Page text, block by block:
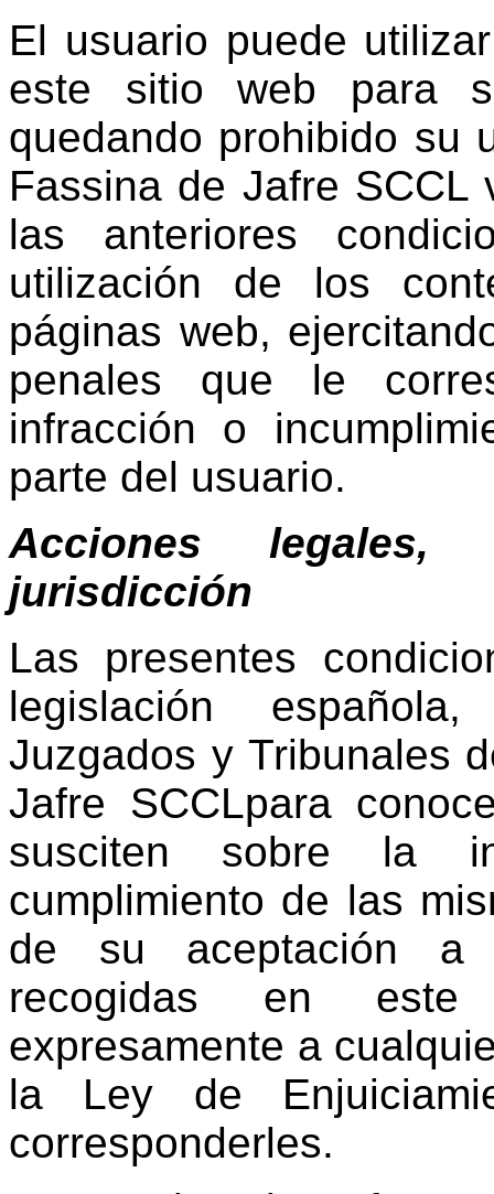
El usuario puede
este sitio web para
quedando prohibido su
Fassina de Jafre SCCL
las anteriores
utilización de los
páginas web,
penales que le
infracción o
parte del usuario.
Acciones legales,
jurisdicción
Las presentes
legislación
Juzgados y Tribunales
Jafre SCCLpara
susciten sobre la
cumplimiento de las
de su aceptación a
recogidas en este
expresamente a
la Ley de
corresponderles.